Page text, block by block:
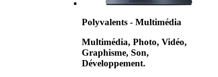
Polyvalents - Multimédia
Multimédia, Photo, Vidéo,
Graphisme, Son,
Développement.